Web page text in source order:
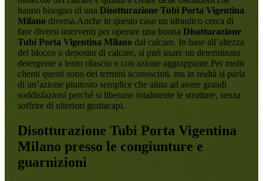
hanno bisogno di una Disotturazione Tubi Porta Vigentina
Milanodiversa.Anche in questo caso un idraulico cerca di
fare diversi interventi per operare una buona Disotturazione
Tubi Porta Vigentina Milanodal calcare. In base all’altezza
del blocco o deposito di calcare, si può usare un determinato
detergente a lento rilascio o con azione aggrappante.Per molti
clienti questi sono dei termini sconosciuti, ma in realtà si parla
di un’azione piuttosto semplice che aiuta ad avere grandi
soddisfazioni perché si liberano totalmente le strutture, senza
soffrire di ulteriori grattacapi.
Disotturazione Tubi Porta Vigentina
Milano presso le congiunture e
guarnizioni